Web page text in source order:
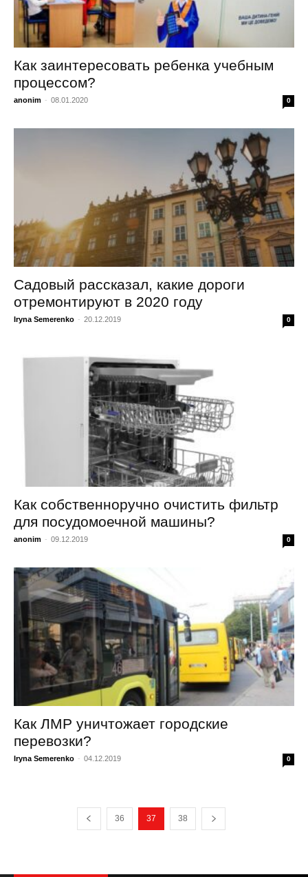
Как заинтересовать ребенка учебным
процессом?
anonim - 08.01.2020 0
Садовый рассказал, какие дороги
отремонтируют в 2020 году
Iryna Semerenko - 20.12.2019 0
Как собственноручно очистить фильтр
для посудомоечной машины?
anonim - 09.12.2019 0
Как ЛМР уничтожает городские
перевозки?
Iryna Semerenko - 04.12.2019 0
36 37 38